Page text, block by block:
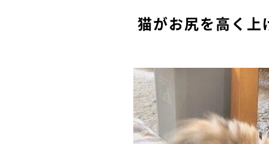
猫がお尻を高く